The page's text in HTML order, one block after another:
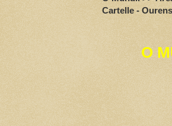
Cartelle -
O